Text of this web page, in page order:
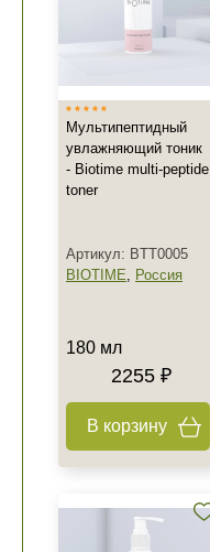
Мультипептидный
увлажняющий тоник
- Biotime multi-peptide
toner
Артикул: BTT0005
BIOTIME, Россия
180 мл
2255 ₽
В корзину